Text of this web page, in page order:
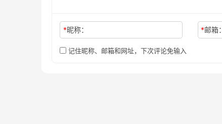
*昵称： *邮箱：
记住昵称、邮箱和网址，下次评论免输入